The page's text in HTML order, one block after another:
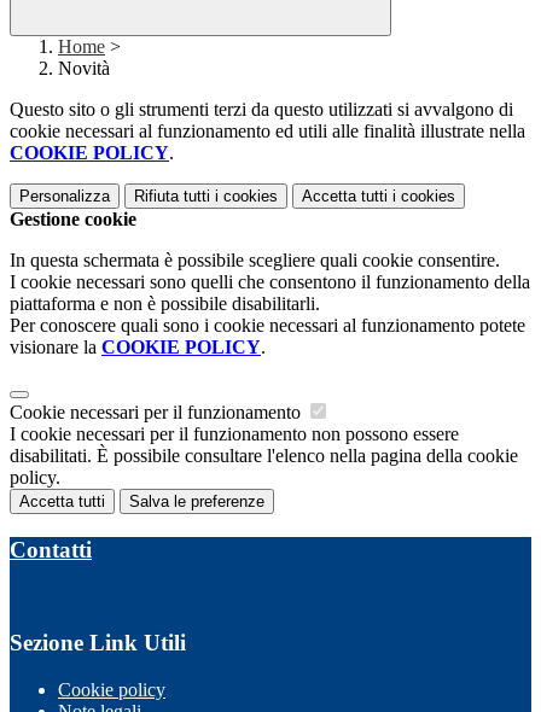
Home >
Novità
Questo sito o gli strumenti terzi da questo utilizzati si avvalgono di
cookie necessari al funzionamento ed utili alle finalità illustrate nella
COOKIE POLICY.
Personalizza Rifiuta tutti i cookies Accetta tutti i cookies
Gestione cookie
In questa schermata è possibile scegliere quali cookie consentire.
I cookie necessari sono quelli che consentono il funzionamento della
piattaforma e non è possibile disabilitarli.
Per conoscere quali sono i cookie necessari al funzionamento potete
visionare la COOKIE POLICY.
Cookie necessari per il funzionamento
I cookie necessari per il funzionamento non possono essere
disabilitati. È possibile consultare l'elenco nella pagina della cookie
policy.
Accetta tutti Salva le preferenze
Contatti
Sezione Link Utili
Cookie policy